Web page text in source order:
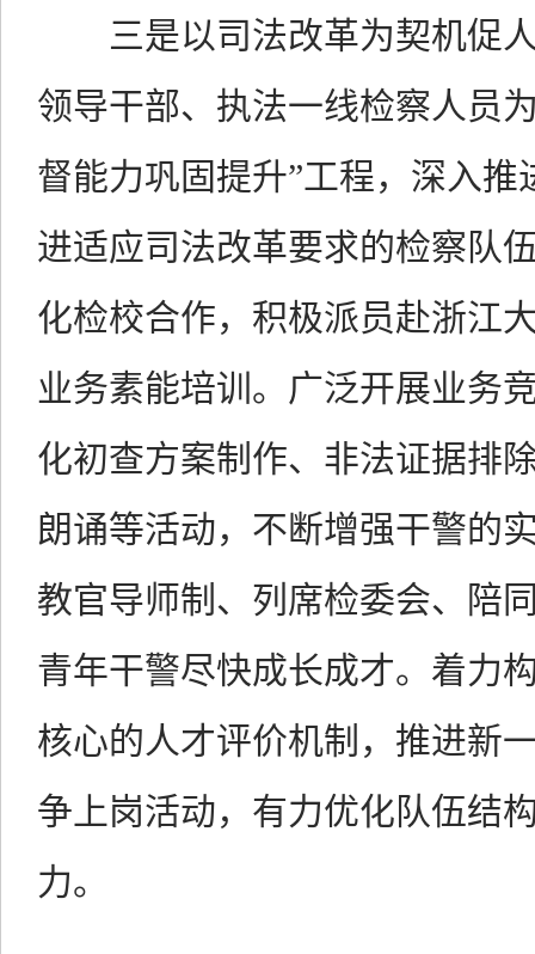
三是以司法改革为契机促人
领导干部、执法一线检察人员
督能力巩固提升”工程，深入
进适应司法改革要求的检察队
化检校合作，积极派员赴浙江
业务素能培训。广泛开展业务
化初查方案制作、非法证据排
朗诵等活动，不断增强干警的
教官导师制、列席检委会、陪
青年干警尽快成长成才。着力
核心的人才评价机制，推进新
争上岗活动，有力优化队伍结
力。